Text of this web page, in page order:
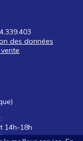
des données
14h-18h